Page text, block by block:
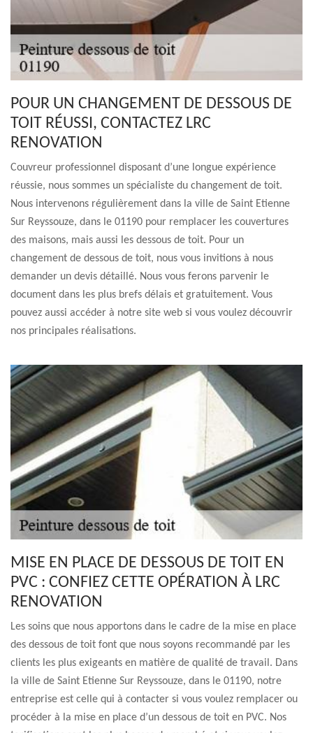
POUR UN CHANGEMENT DE DESSOUS DE
TOIT RÉUSSI, CONTACTEZ LRC
RENOVATION
Couvreur professionnel disposant d’une longue expérience
réussie, nous sommes un spécialiste du changement de toit.
Nous intervenons régulièrement dans la ville de Saint Etienne
Sur Reyssouze, dans le 01190 pour remplacer les couvertures
des maisons, mais aussi les dessous de toit. Pour un
changement de dessous de toit, nous vous invitions à nous
demander un devis détaillé. Nous vous ferons parvenir le
document dans les plus brefs délais et gratuitement. Vous
pouvez aussi accéder à notre site web si vous voulez découvrir
nos principales réalisations.
MISE EN PLACE DE DESSOUS DE TOIT EN
PVC : CONFIEZ CETTE OPÉRATION À LRC
RENOVATION
Les soins que nous apportons dans le cadre de la mise en place
des dessous de toit font que nous soyons recommandé par les
clients les plus exigeants en matière de qualité de travail. Dans
la ville de Saint Etienne Sur Reyssouze, dans le 01190, notre
entreprise est celle qui à contacter si vous voulez remplacer ou
procéder à la mise en place d’un dessous de toit en PVC. Nos